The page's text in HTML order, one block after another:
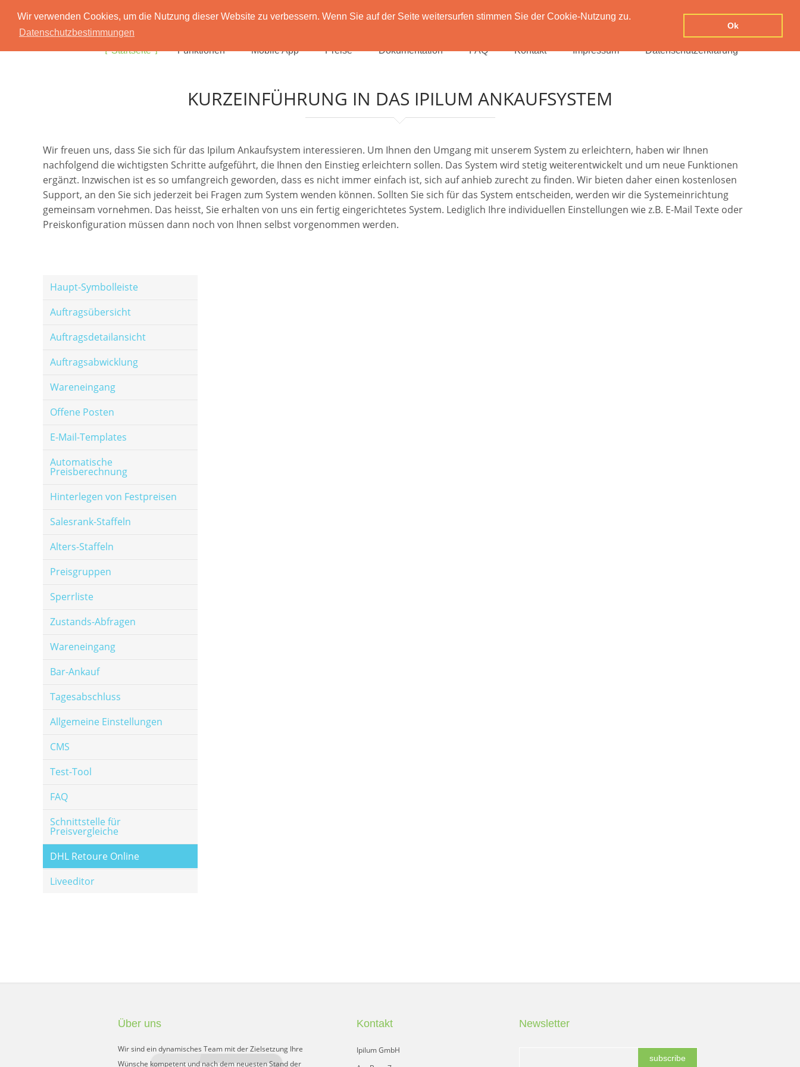
Wir verwenden Cookies, um die Nutzung dieser Website zu verbessern. Wenn Sie auf der Seite weitersurfen stimmen Sie der Cookie-Nutzung zu.
Datenschutzbestimmungen
Ok
Startseite Funktionen Mobile App Preise Dokumentation FAQ Kontakt Impressum Datenschutzerklärung
KURZEINFÜHRUNG IN DAS IPILUM ANKAUFSYSTEM
Wir freuen uns, dass Sie sich für das Ipilum Ankaufsystem interessieren. Um Ihnen den Umgang mit unserem System zu erleichtern, haben wir Ihnen
nachfolgend die wichtigsten Schritte aufgeführt, die Ihnen den Einstieg erleichtern sollen. Das System wird stetig weiterentwickelt und um neue Funktionen
ergänzt. Inzwischen ist es so umfangreich geworden, dass es nicht immer einfach ist, sich auf anhieb zurecht zu finden. Wir bieten daher einen kostenlosen
Support, an den Sie sich jederzeit bei Fragen zum System wenden können. Sollten Sie sich für das System entscheiden, werden wir die Systemeinrichtung
gemeinsam vornehmen. Das heisst, Sie erhalten von uns ein fertig eingerichtetes System. Lediglich Ihre individuellen Einstellungen wie z.B. E-Mail Texte oder
Preiskonfiguration müssen dann noch von Ihnen selbst vorgenommen werden.
Haupt-Symbolleiste
Auftragsübersicht
Auftragsdetailansicht
Auftragsabwicklung
Wareneingang
Offene Posten
E-Mail-Templates
Automatische
Preisberechnung
Hinterlegen von Festpreisen
Salesrank-Staffeln
Alters-Staffeln
Preisgruppen
Sperrliste
Zustands-Abfragen
Wareneingang
Bar-Ankauf
Tagesabschluss
Allgemeine Einstellungen
CMS
Test-Tool
FAQ
Schnittstelle für
Preisvergleiche
DHL Retoure Online
Liveeditor
Über uns
Wir sind ein dynamisches Team mit der Zielsetzung Ihre
Wünsche kompetent und nach dem neuesten Stand der
Kontakt
Ipilum GmbH
Newsletter
subscribe